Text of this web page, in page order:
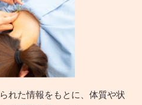
れた情報をもとに、体質や状